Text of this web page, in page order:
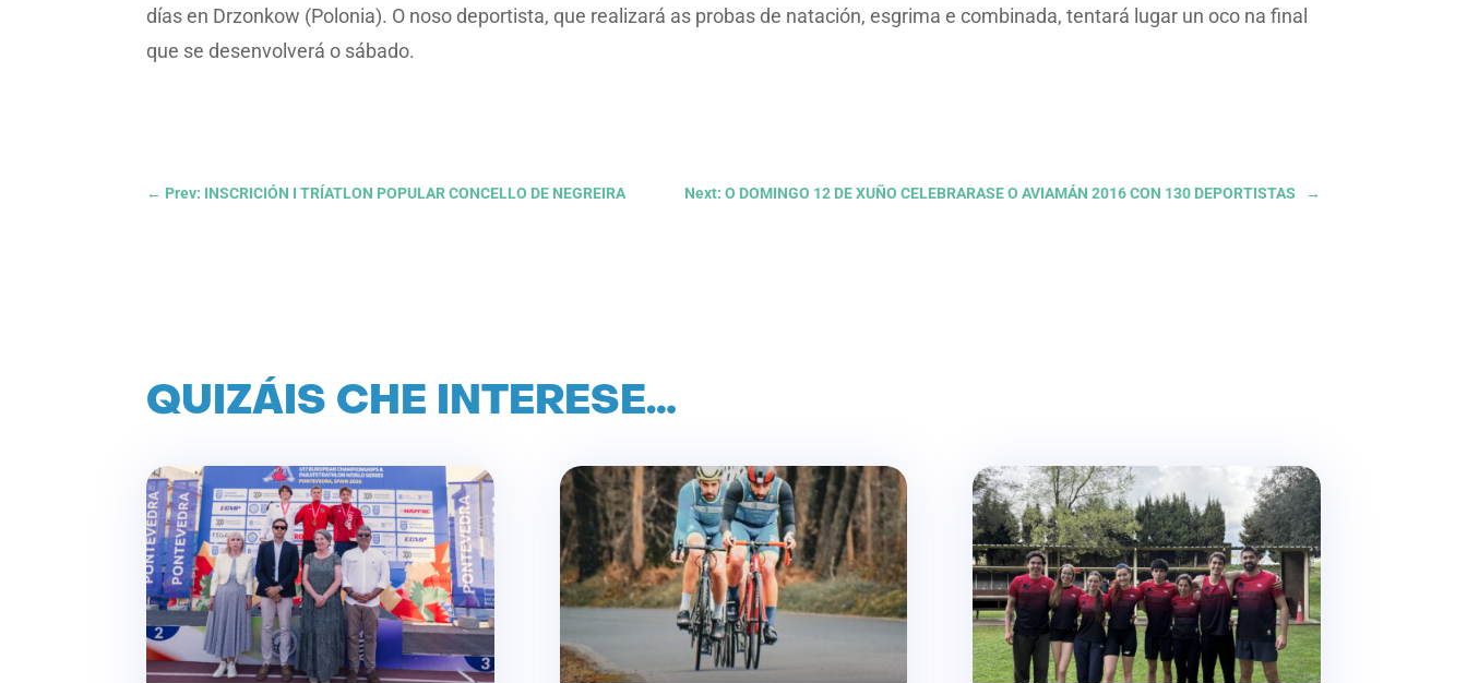
días en Drzonkow (Polonia). O noso deportista, que realizará as probas de natación, esgrima e combinada, tentará lugar un oco na final
que se desenvolverá o sábado.
← Prev: INSCRICIÓN I TRÍATLON POPULAR CONCELLO DE NEGREIRA Next: O DOMINGO 12 DE XUÑO CELEBRARASE O AVIAMÁN 2016 CON 130 DEPORTISTAS →
QUIZÁIS CHE INTERESE…